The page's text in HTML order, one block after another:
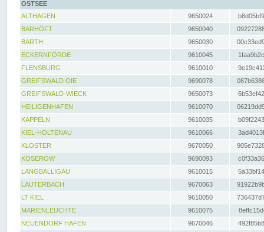
OSTSEE
ALTHAGEN
9650024
BARHÖFT
9650040
BARTH
9650030
ECKERNFÖRDE
9610045
FLENSBURG
9610010
GREIFSWALD OIE
9690078
GREIFSWALD-WIECK
9650073
HEILIGENHAFEN
9610070
KAPPELN
9610035
KIEL-HOLTENAU
9610066
KLOSTER
9670050
KOSEROW
9690093
LANGBALLIGAU
9610015
LAUTERBACH
9670063
LT KIEL
9610050
MARIENLEUCHTE
9610075
NEUENDORF HAFEN
9670046